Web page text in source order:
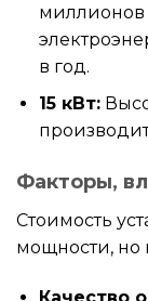
миллионов
в год.
15 кВт:
Факторы,
Стоимость
мощности, но